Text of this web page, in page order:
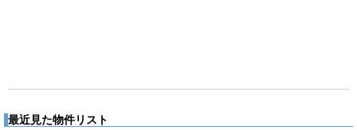
最近見た物件リスト